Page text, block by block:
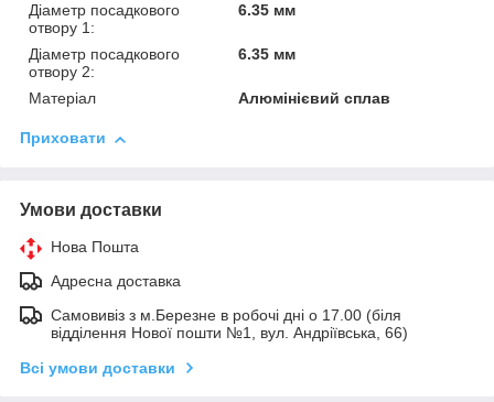
Діаметр посадкового
отвору 1:
6.35 мм
Діаметр посадкового
отвору 2:
6.35 мм
Матеріал Алюмінієвий сплав
Приховати
Умови доставки
Нова Пошта
Адресна доставка
Самовивіз з м.Березне в робочі дні о 17.00 (біля
відділення Нової пошти №1, вул. Андріївська, 66)
Всі умови доставки